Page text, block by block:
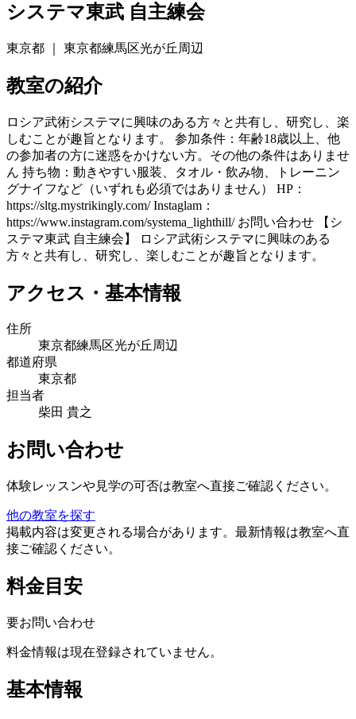
システマ東武 自主練会
東京都 ｜ 東京都練馬区光が丘周辺
教室の紹介
ロシア武術システマに興味のある方々と共有し、研究し、楽
しむことが趣旨となります。 参加条件：年齢18歳以上、他
の参加者の方に迷惑をかけない方。その他の条件はありませ
ん 持ち物：動きやすい服装、タオル・飲み物、トレーニン
グナイフなど（いずれも必須ではありません） HP：
https://sltg.mystrikingly.com/ Instaglam：
https://www.instagram.com/systema_lighthill/ お問い合わせ 【シ
ステマ東武 自主練会】 ロシア武術システマに興味のある
方々と共有し、研究し、楽しむことが趣旨となります。
アクセス・基本情報
住所
東京都練馬区光が丘周辺
都道府県
東京都
担当者
柴田 貴之
お問い合わせ
体験レッスンや見学の可否は教室へ直接ご確認ください。
他の教室を探す
掲載内容は変更される場合があります。最新情報は教室へ直
接ご確認ください。
料金目安
要お問い合わせ
料金情報は現在登録されていません。
基本情報